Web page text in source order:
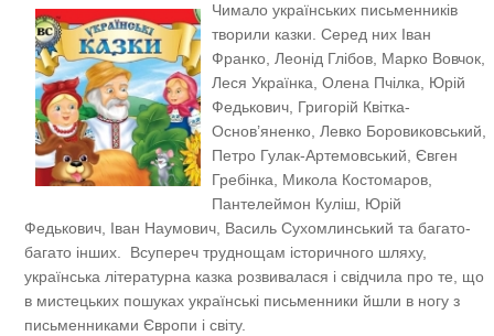
Чимало українських письменників
творили казки. Серед них Іван
Франко, Леонід Глібов, Марко Вовчок,
Леся Українка, Олена Пчілка, Юрій
Федькович, Григорій Квітка-
Основ’яненко, Левко Боровиковський,
Петро Гулак-Артемовський, Євген
Гребінка, Микола Костомаров,
Пантелеймон Куліш, Юрій
Федькович, Іван Наумович, Василь Сухомлинський та багато-
багато інших. Всупереч труднощам історичного шляху,
українська літературна казка розвивалася і свідчила про те, що
в мистецьких пошуках українські письменники йшли в ногу з
письменниками Європи і світу.